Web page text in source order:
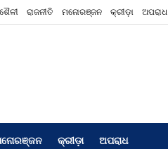
ରାଜନୀତି ମନୋରଞ୍ଜନ କ୍ରୀଡ଼ା ଅପରାଧ
କ୍ରୀଡ଼ା ଅପରାଧ